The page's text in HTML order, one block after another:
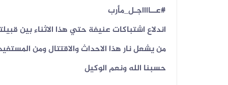
اندلاع اشتباكات عنيفة حتي هذا الاثناء بين
من يشعل نار هذا الاحداث والاقتتال ومن
حسبنا الله ونعم الوكيل
07 أغسطس 2026